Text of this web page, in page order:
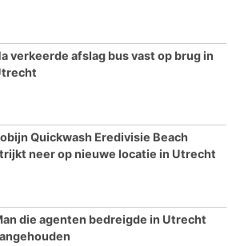
verkeerde afslag bus vast op brug in
Quickwash Eredivisie Beach
neer op nieuwe locatie in Utrecht
die agenten bedreigde in Utrecht